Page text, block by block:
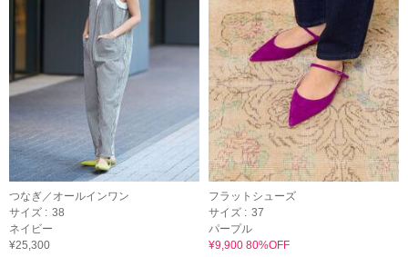
つなぎ／オールインワン
サイズ : 38
ネイビー
¥25,300
フラットシューズ
サイズ : 37
パープル
¥9,900 80%OFF